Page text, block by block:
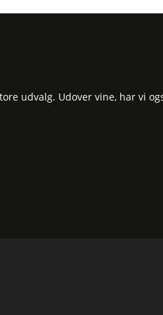
udvalg. Udover vine, har vi